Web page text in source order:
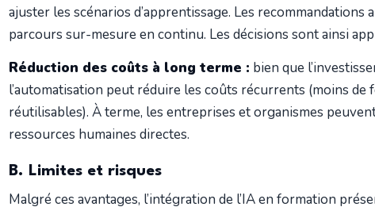
ajuster les scénarios d’apprentissage. Les
parcours sur-mesure en continu. Les décisions sont ainsi
Réduction des coûts à long terme : bien que
l’automatisation peut réduire les coûts récurrents (moins
réutilisables). À terme, les entreprises et organismes
ressources humaines directes.
B. Limites et risques
Malgré ces avantages, l’intégration de l’IA en formation